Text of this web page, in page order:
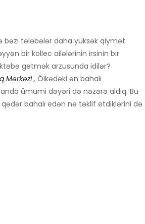
bəzi tələbələr daha yüksək qiymət
bir kollec ailələrinin irsinin bir
getmək arzusunda idilər?
Mərkəzi, Ölkədəki ən bahalı
ümumi dəyəri də nəzərə aldıq. Bu
bahalı edən nə təklif etdiklərini də